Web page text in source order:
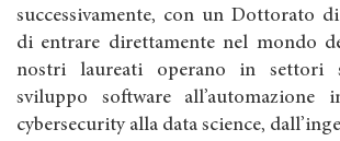
successivamente, con un Dottorato
di entrare direttamente nel mondo
nostri laureati operano in settori
sviluppo software all’automazione
cybersecurity alla data science,